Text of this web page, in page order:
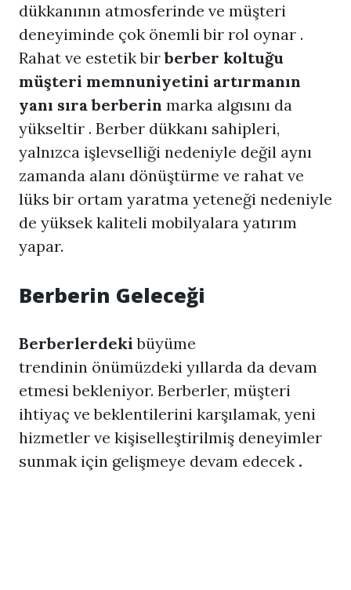
dükkanının atmosferinde ve müşteri
deneyiminde çok önemli bir rol oynar .
Rahat ve estetik birberber koltuğu
müşteri memnuniyetini artırmanın
yanı sıraberberin marka algısını da
yükseltir . Berber dükkanı sahipleri,
yalnızca işlevselliği nedeniyle değil aynı
zamanda alanı dönüştürme ve rahat ve
lüks bir ortam yaratma yeteneği nedeniyle
de yüksek kaliteli mobilyalara yatırım
yapar.
Berberin Geleceği
Berberlerdeki büyüme
trendinin önümüzdeki yıllarda da devam
etmesi bekleniyor. Berberler, müşteri
ihtiyaç ve beklentilerini karşılamak, yeni
hizmetler ve kişiselleştirilmiş deneyimler
sunmak için gelişmeye devam edecek .